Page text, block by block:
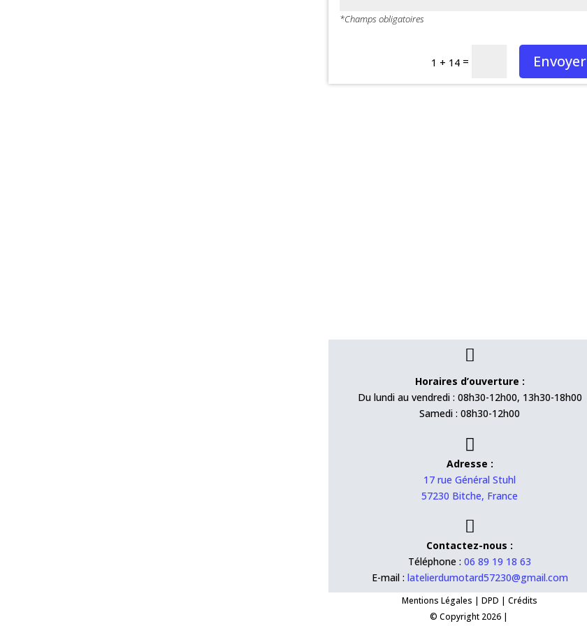
*Champs obligatoires
1 + 14= Envoyer

Horaires d’ouverture :
Du lundi au vendredi : 08h30-12h00, 13h30-18h00
Samedi : 08h30-12h00

Adresse :
17 rue Général Stuhl
57230 Bitche, France

Contactez-nous :
Téléphone : 06 89 19 18 63
E-mail : latelierdumotard57230@gmail.com
Mentions Légales | DPD | Crédits
© Copyright 2026 |